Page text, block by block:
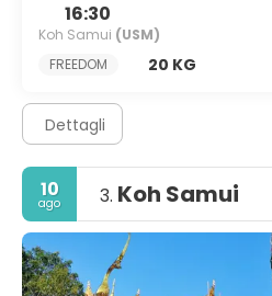
16:30
Koh Samui (USM)
FREEDOM
20 KG
Dettagli
10
ago 3. Koh Samui